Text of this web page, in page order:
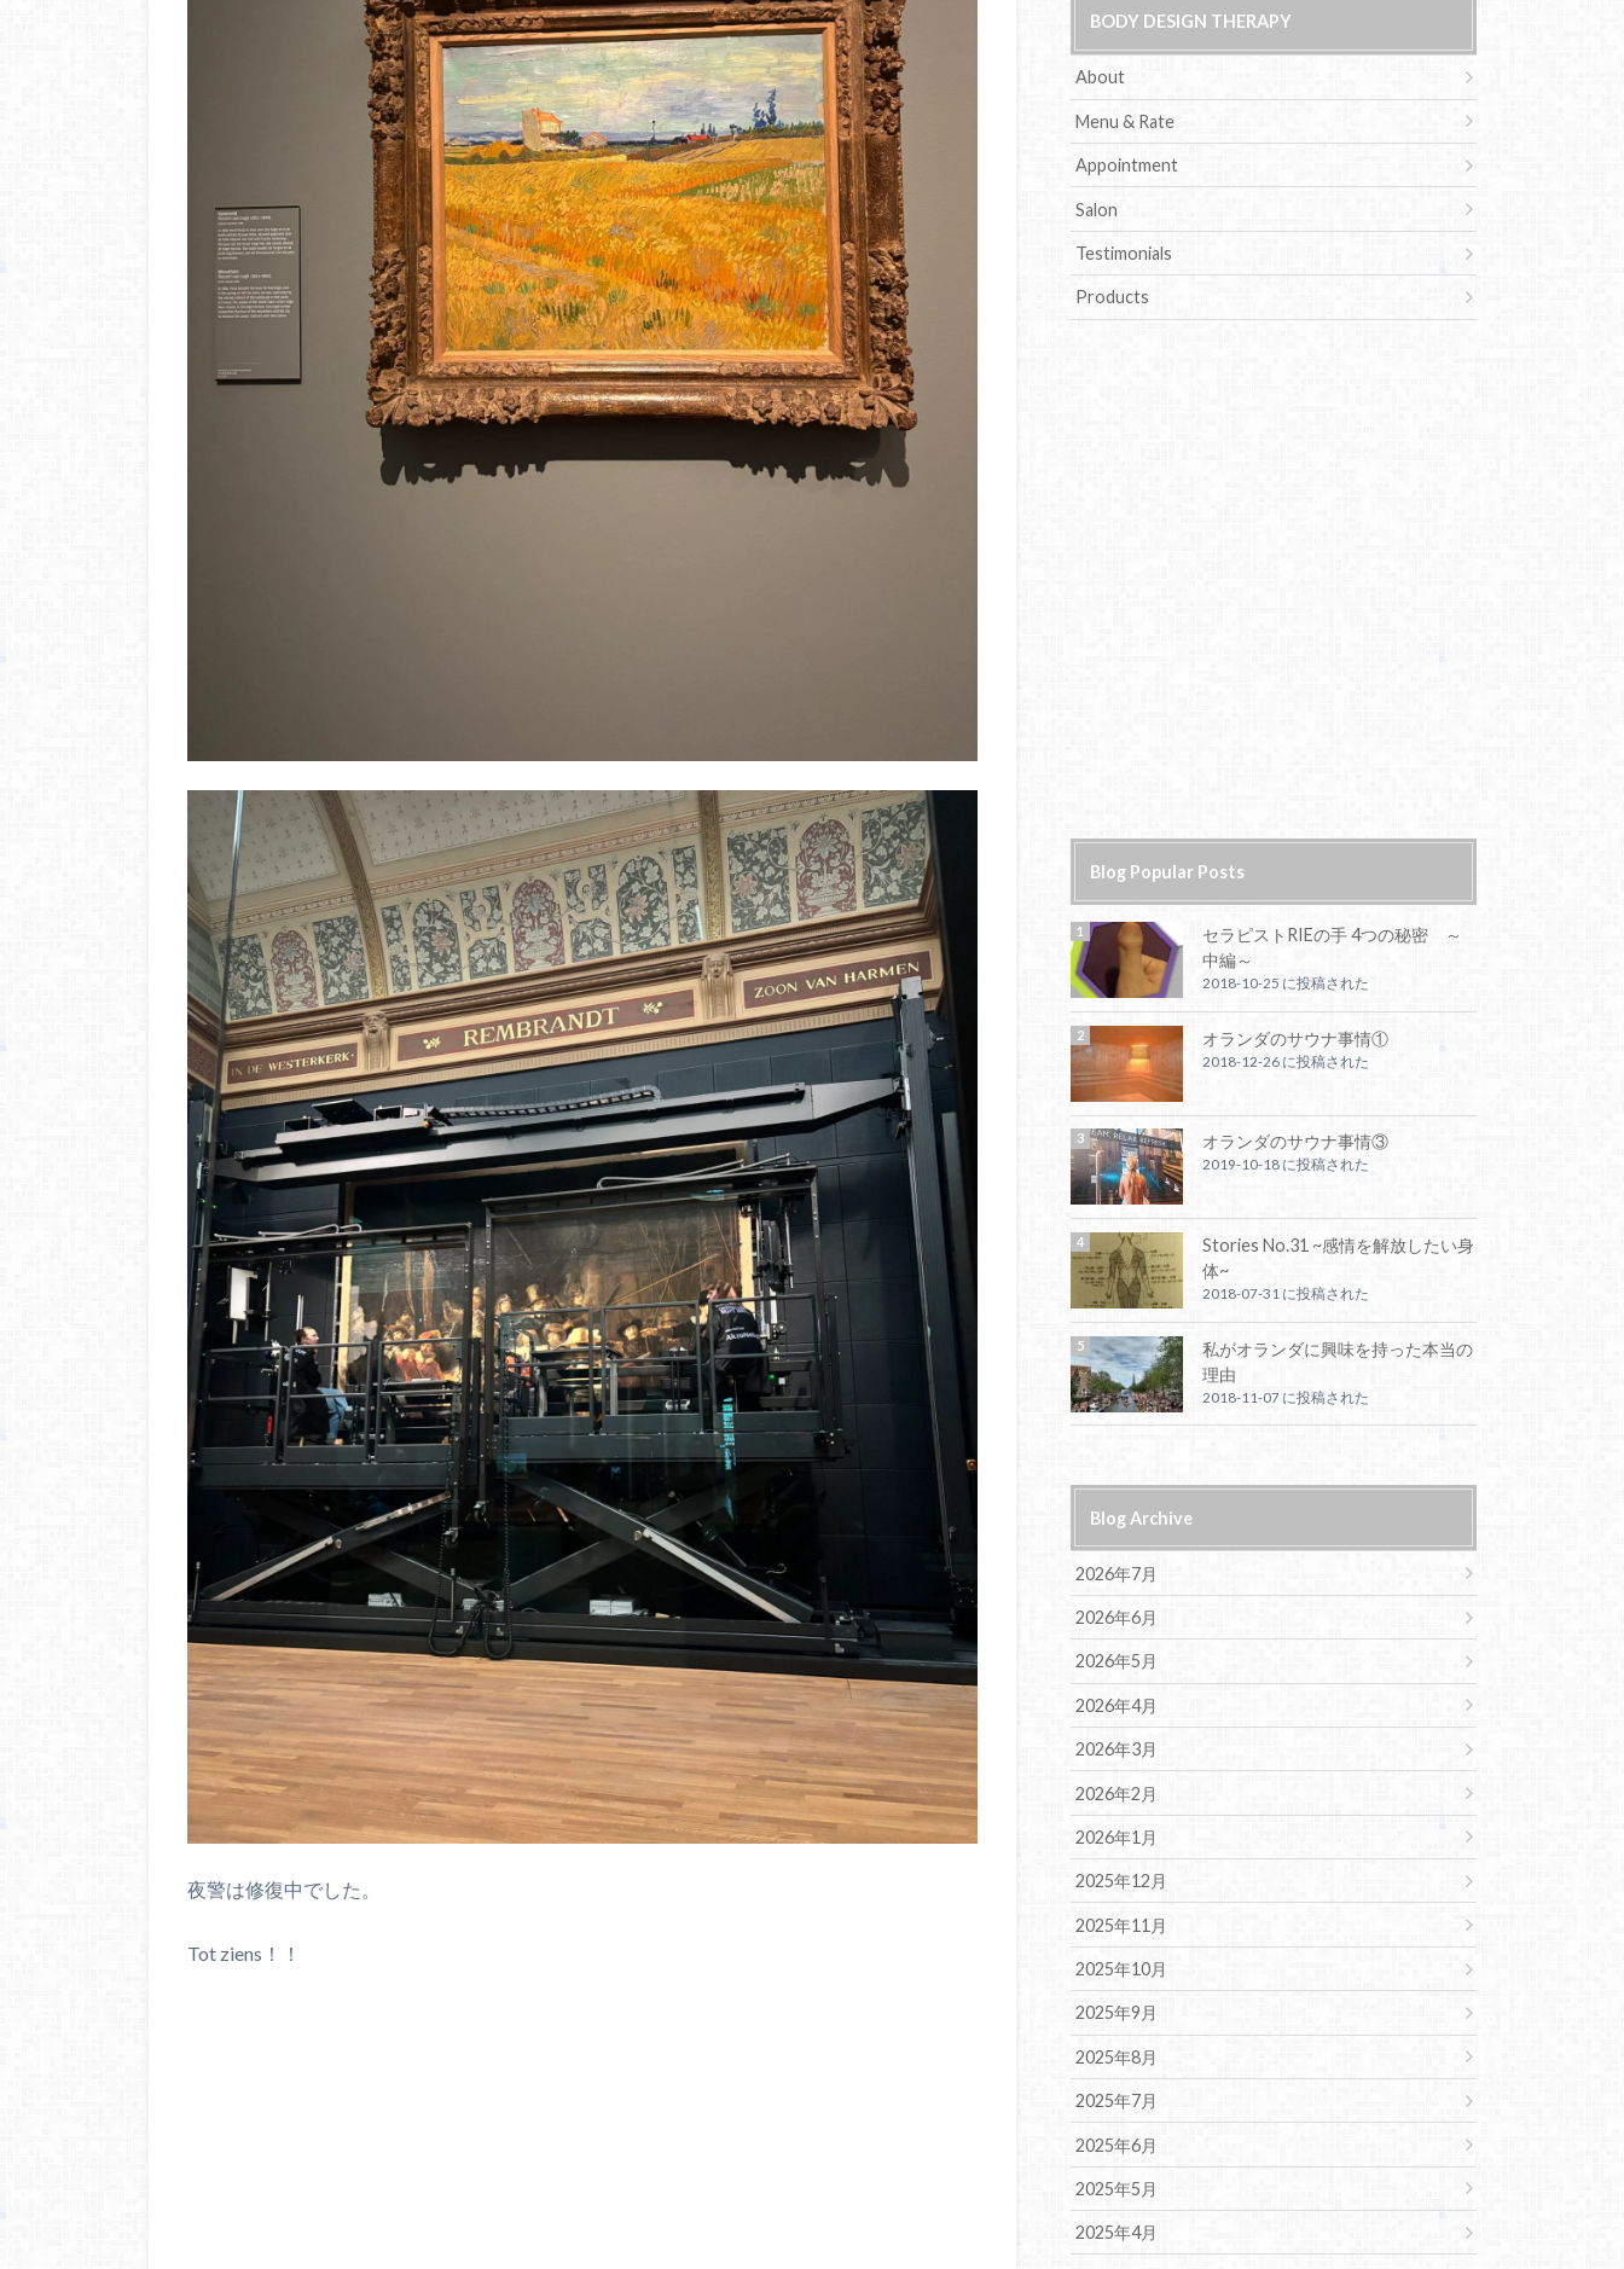
夜警は修復中でした。
Tot ziens！！
BODY DESIGN THERAPY
About
Menu & Rate
Appointment
Salon
Testimonials
Products
Blog Popular Posts
セラピストRIEの手 4つの秘密 ～
中編～
2018-10-25 に投稿された
オランダのサウナ事情①
2018-12-26 に投稿された
オランダのサウナ事情③
2019-10-18 に投稿された
Stories No.31 ~感情を解放したい身
体~
2018-07-31 に投稿された
私がオランダに興味を持った本当の
理由
2018-11-07 に投稿された
Blog Archive
2026年7月
2026年6月
2026年5月
2026年4月
2026年3月
2026年2月
2026年1月
2025年12月
2025年11月
2025年10月
2025年9月
2025年8月
2025年7月
2025年6月
2025年5月
2025年4月